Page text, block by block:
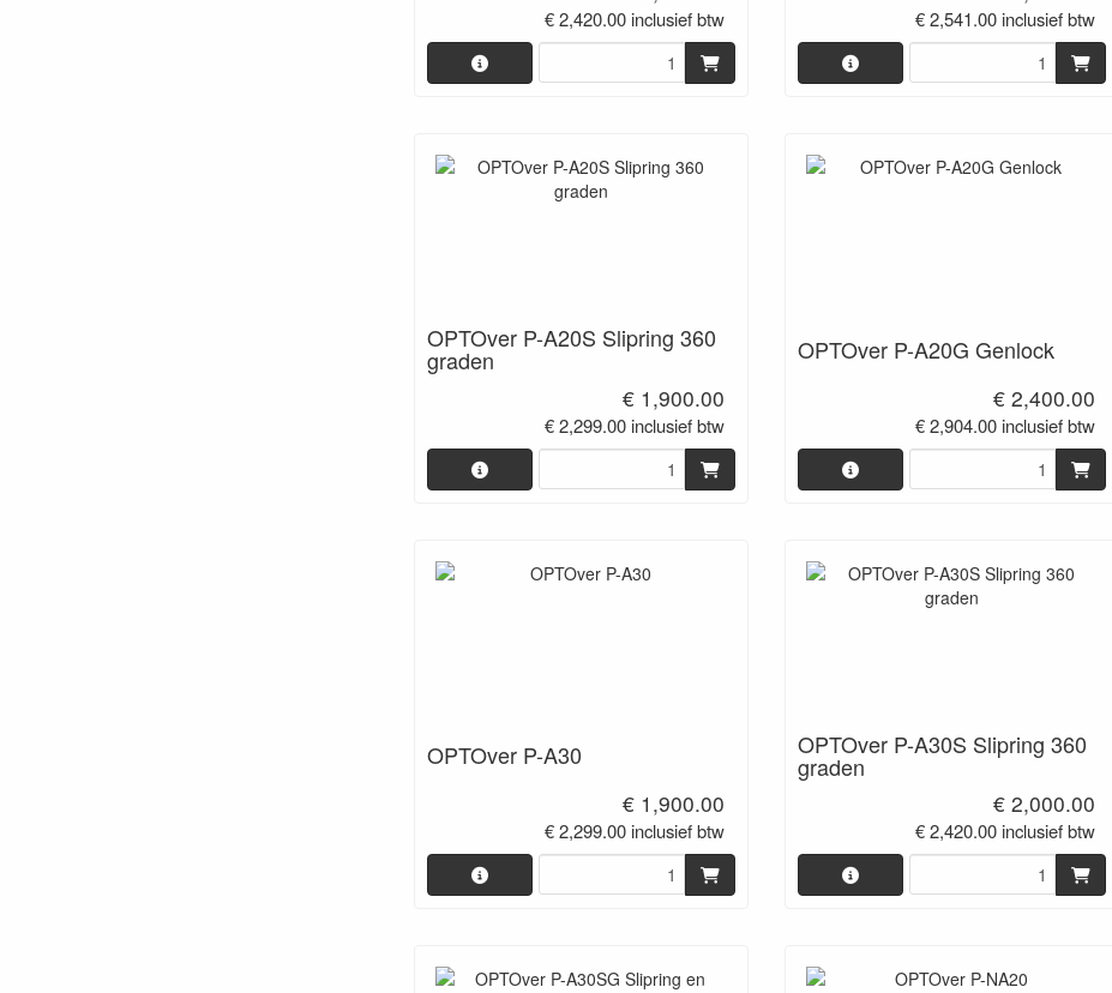
€ 2,420.00 inclusief btw € 2,541.00 inclusief btw
OPTOver P-A20S Slipring 360
graden
€ 1,900.00
€ 2,299.00 inclusief btw
OPTOver P-A20G Genlock
€ 2,400.00
€ 2,904.00 inclusief btw
OPTOver P-A30
€ 1,900.00
€ 2,299.00 inclusief btw
OPTOver P-A30S Slipring 360
graden
€ 2,000.00
€ 2,420.00 inclusief btw